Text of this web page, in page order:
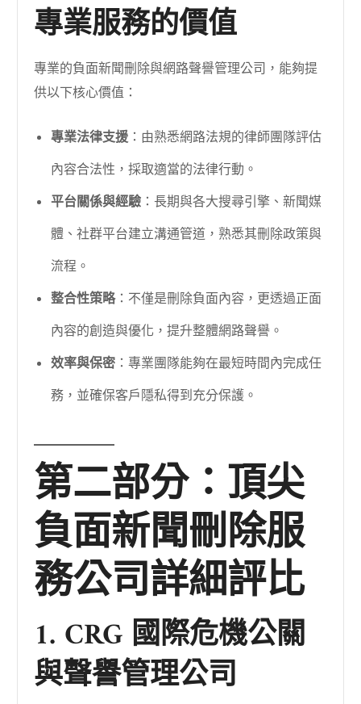
專業服務的價值
專業的負面新聞刪除與網路聲譽管理公司，能夠提
供以下核心價值：
專業法律支援：由熟悉網路法規的律師團隊評估
內容合法性，採取適當的法律行動。
平台關係與經驗 ：長期與各大搜尋引擎、新聞媒
體、社群平台建立溝通管道，熟悉其刪除政策與
流程。
整合性策略：不僅是刪除負面內容，更透過正面
內容的創造與優化，提升整體網路聲譽。
效率與保密 ：專業團隊能夠在最短時間內完成任
務，並確保客戶隱私得到充分保護。
第二部分：頂尖
負面新聞刪除服
務公司詳細評比
1. CRG 國際危機公關
與聲譽管理公司